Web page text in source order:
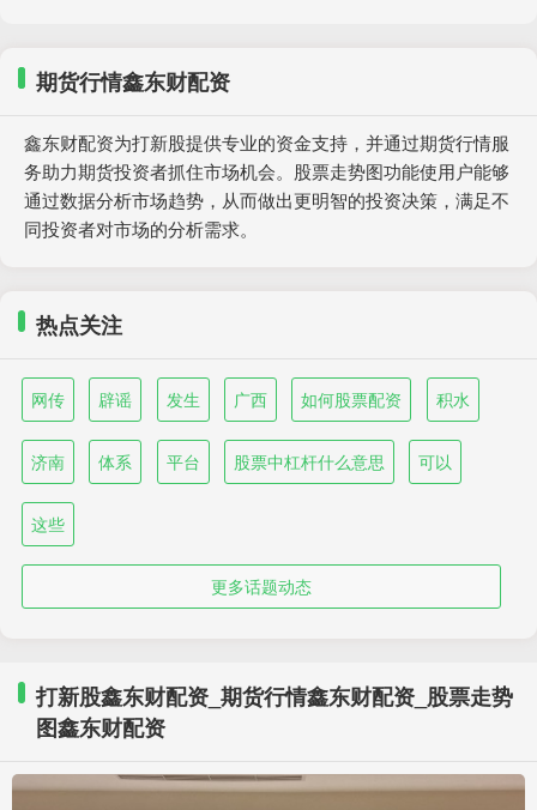
期货行情鑫东财配资
鑫东财配资为打新股提供专业的资金支持，并通过期货行情服
务助力期货投资者抓住市场机会。股票走势图功能使用户能够
通过数据分析市场趋势，从而做出更明智的投资决策，满足不
同投资者对市场的分析需求。
热点关注
网传 辟谣 发生 广西 如何股票配资 积水
济南 体系 平台 股票中杠杆什么意思 可以
这些
更多话题动态
打新股鑫东财配资_期货行情鑫东财配资_股票走势
图鑫东财配资